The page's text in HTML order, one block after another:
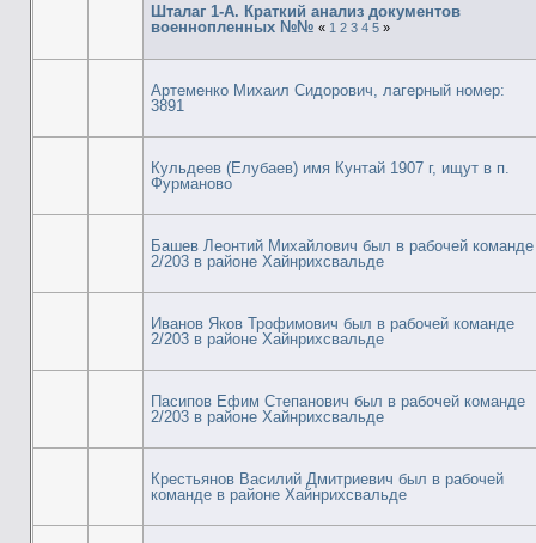
Шталаг 1-А. Краткий анализ документов
военнопленных №№ « 1 2 3 4 5»
Артеменко Михаил Сидорович, лагерный номер:
3891
Кульдеев (Елубаев) имя Кунтай 1907 г, ищут в п.
Фурманово
Башев Леонтий Михайлович был в рабочей команде
2/203 в районе Хайнрихсвальде
Иванов Яков Трофимович был в рабочей команде
2/203 в районе Хайнрихсвальде
Пасипов Ефим Степанович был в рабочей команде
2/203 в районе Хайнрихсвальде
Крестьянов Василий Дмитриевич был в рабочей
команде в районе Хайнрихсвальде